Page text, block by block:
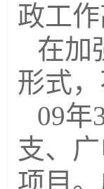
政工
在加
形式，
09年
支、
项目